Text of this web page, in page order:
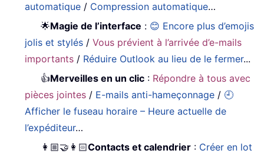
automatique / Compression automatique…
🌟Magie de l’interface : 😊 Encore plus d’emojis
jolis et stylés /Vous prévient à l’arrivée d’e-mails
importants / Réduire Outlook au lieu de le fermer...
👍Merveilles en un clic : Répondre à tous avec
pièces jointes / E-mails anti-hameçonnage / 🕘
Afficher le fuseau horaire – Heure actuelle de
l’expéditeur…
👩🏼‍🤝‍👩🏻Contacts et calendrier : Créer en lot